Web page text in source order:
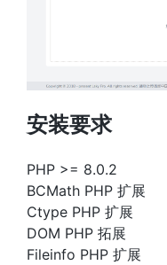
安装要求
PHP >= 8.0.2
BCMath PHP 扩展
Ctype PHP 扩展
DOM PHP 拓展
Fileinfo PHP 扩展